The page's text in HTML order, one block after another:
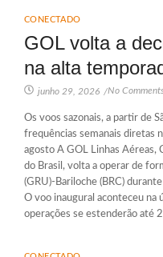
CONECTADO
GOL volta a
na alta
junho 29, 2026 /No Comments
Os voos sazonais, a partir de
frequências semanais diretas
agosto A GOL Linhas Aéreas,
do Brasil, volta a operar de
(GRU)-Bariloche (BRC)
O voo inaugural aconteceu na
operações se estenderão até